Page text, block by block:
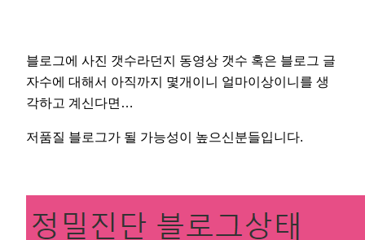
블로그에 사진 갯수라던지 동영상 갯수 혹은 블로그 글
자수에 대해서 아직까지 몇개이니 얼마이상이니를 생
각하고 계신다면…
저품질 블로그가 될 가능성이 높으신분들입니다.